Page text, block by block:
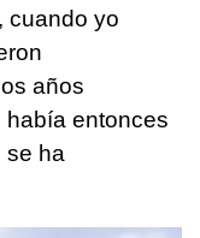
cuando yo
años
había entonces
se ha